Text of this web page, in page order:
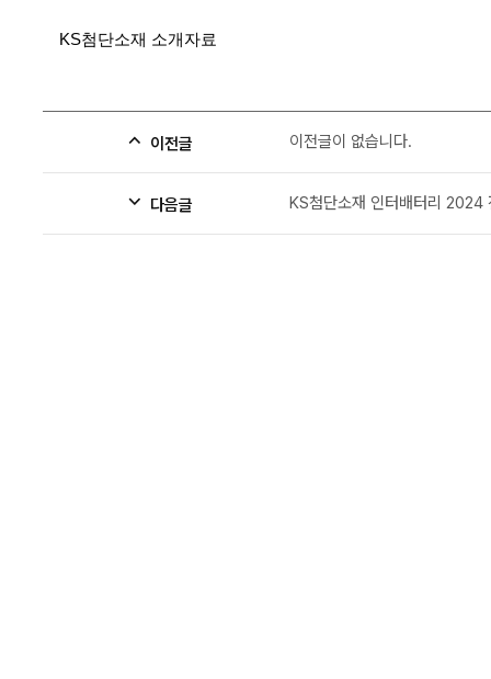
KS첨단소재 소개자료
이전글 이전글이 없습니다.
다음글 KS첨단소재 인터배터리 2024